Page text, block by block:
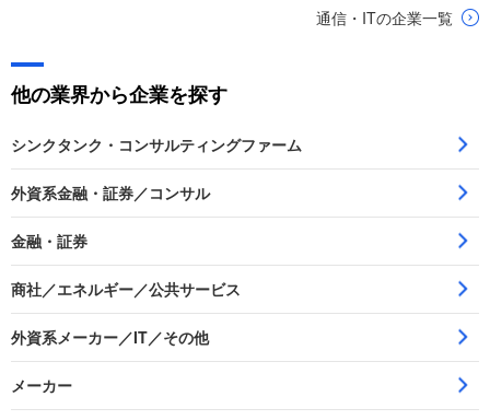
ｃｉｅｔｙ株式会社
通信・ITの企業一覧
他の業界から企業を探す
シンクタンク・コンサルティングファーム
外資系金融・証券／コンサル
金融・証券
商社／エネルギー／公共サービス
外資系メーカー／IT／その他
メーカー